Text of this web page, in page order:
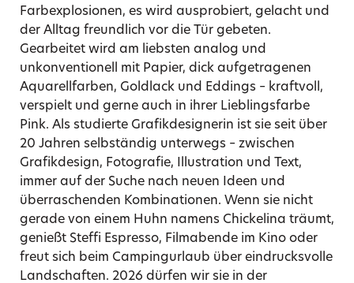
Farbexplosionen, es wird ausprobiert, gelacht und
der Alltag freundlich vor die Tür gebeten.
Gearbeitet wird am liebsten analog und
unkonventionell mit Papier, dick aufgetragenen
Aquarellfarben, Goldlack und Eddings – kraftvoll,
verspielt und gerne auch in ihrer Lieblingsfarbe
Pink. Als studierte Grafikdesignerin ist sie seit über
20 Jahren selbständig unterwegs – zwischen
Grafikdesign, Fotografie, Illustration und Text,
immer auf der Suche nach neuen Ideen und
überraschenden Kombinationen. Wenn sie nicht
gerade von einem Huhn namens Chickelina träumt,
genießt Steffi Espresso, Filmabende im Kino oder
freut sich beim Campingurlaub über eindrucksvolle
Landschaften. 2026 dürfen wir sie in der